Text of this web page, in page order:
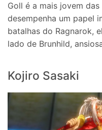
Goll é a mais jovem
desempenha um papel
batalhas do Ragnarok,
lado de Brunhild,
Kojiro Sasaki